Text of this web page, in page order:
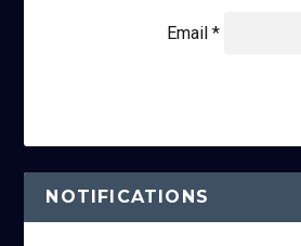
Email *
NOTIFICATIONS